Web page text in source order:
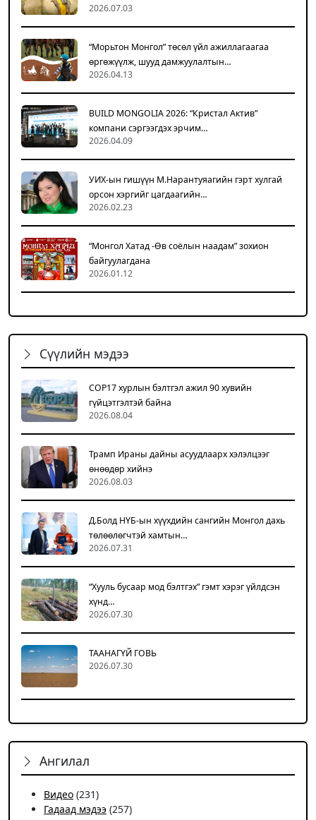
2026.07.03
“Морьтон Монгол” төсөл үйл ажиллагаагаа
өргөжүүлж, шууд дамжуулалтын…
2026.04.13
BUILD MONGOLIA 2026: “Кристал Актив”
компани сэргээгдэх эрчим…
2026.04.09
УИХ-ын гишүүн М.Нарантуяагийн гэрт хулгай
орсон хэргийг цагдаагийн…
2026.02.23
“Монгол Хатад -Өв соёлын наадам” зохион
байгуулагдана
2026.01.12
Сүүлийн мэдээ
COP17 хурлын бэлтгэл ажил 90 хувийн
гүйцэтгэлтэй байна
2026.08.04
Трамп Ираны дайны асуудлаарх хэлэлцээг
өнөөдөр хийнэ
2026.08.03
Д.Болд НҮБ-ын хүүхдийн сангийн Монгол дахь
төлөөлөгчтэй хамтын…
2026.07.31
“Хууль бусаар мод бэлтгэх” гэмт хэрэг үйлдсэн
хүнд…
2026.07.30
ТААНАГҮЙ ГОВЬ
2026.07.30
Ангилал
Видео (231)
Гадаад мэдээ (257)